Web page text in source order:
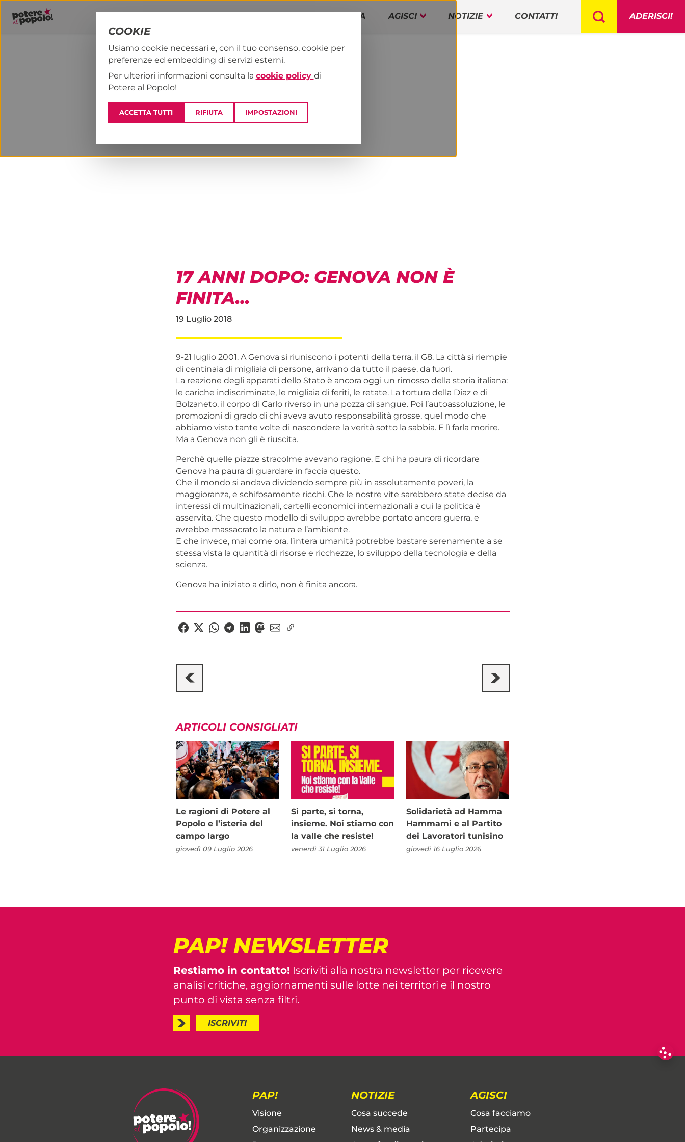
PROGRAMMA AGISCI NOTIZIE CONTATTI ADERISCI!
PAP! NOTIZIE NEWS & MEDIA
17 ANNI DOPO: GENOVA NON È
FINITA…
19 Luglio 2018
9-21 luglio 2001. A Genova si riuniscono i potenti della terra, il G8. La città si riempie
di centinaia di migliaia di persone, arrivano da tutto il paese, da fuori.
La reazione degli apparati dello Stato è ancora oggi un rimosso della storia italiana:
le cariche indiscriminate, le migliaia di feriti, le retate. La tortura della Diaz e di
Bolzaneto, il corpo di Carlo riverso in una pozza di sangue. Poi l’autoassoluzione, le
promozioni di grado di chi aveva avuto responsabilità grosse, quel modo che
abbiamo visto tante volte di nascondere la verità sotto la sabbia. E lì farla morire.
Ma a Genova non gli è riuscita.
Perchè quelle piazze stracolme avevano ragione. E chi ha paura di ricordare
Genova ha paura di guardare in faccia questo.
Che il mondo si andava dividendo sempre più in assolutamente poveri, la
maggioranza, e schifosamente ricchi. Che le nostre vite sarebbero state decise da
interessi di multinazionali, cartelli economici internazionali a cui la politica è
asservita. Che questo modello di sviluppo avrebbe portato ancora guerra, e
avrebbe massacrato la natura e l’ambiente.
E che invece, mai come ora, l’intera umanità potrebbe bastare serenamente a se
stessa vista la quantità di risorse e ricchezze, lo sviluppo della tecnologia e della
scienza.
Genova ha iniziato a dirlo, non è finita ancora.
ARTICOLI CONSIGLIATI
Le ragioni di Potere al
Popolo e l’isteria del
campo largo
giovedì 09 Luglio 2026
Si parte, si torna,
insieme. Noi stiamo con
la valle che resiste!
venerdì 31 Luglio 2026
Solidarietà ad Hamma
Hammami e al Partito
dei Lavoratori tunisino
giovedì 16 Luglio 2026
PAP! NEWSLETTER
Restiamo in contatto! Iscriviti alla nostra newsletter per ricevere
analisi critiche, aggiornamenti sulle lotte nei territori e il nostro
punto di vista senza filtri.
ISCRIVITI
PAP!
Visione
Organizzazione
NOTIZIE
Cosa succede
News & media
AGISCI
Cosa facciamo
Partecipa
COOKIE
Usiamo cookie necessari e, con il tuo consenso, cookie per
preferenze ed embedding di servizi esterni.
Per ulteriori informazioni consulta la cookie policy di
Potere al Popolo!
ACCETTA TUTTI RIFIUTA IMPOSTAZIONI